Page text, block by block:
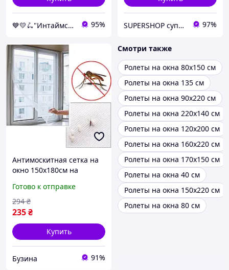
💙💛🛴"Интаймс" Интернет-магазин 🏆🚚 ⤵ 95% SUPERSHOP супер цены, супер выбор, супер покупки! 97%
Антимоскитная сетка на
окно 150х180см на
buzyna
Готово к отправке
235₴
294 ₴
Купить
Бузина 91%
Смотри также
Ролеты на окна 80х150 см
Ролеты на окна 135 см
Ролеты на окна 90х220 см
Ролеты на окна 220х140 см
Ролеты на окна 120х200 см
Ролеты на окна 160х220 см
Ролеты на окна 170х150 см
Ролеты на окна 40 см
Ролеты на окна 150х220 см
Ролеты на окна 80 см